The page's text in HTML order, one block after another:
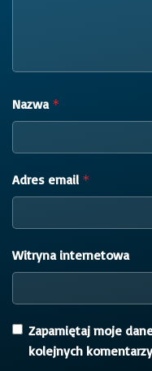
Nazwa *
Adres email *
Witryna internetowa
Zapamiętaj moje
kolejnych